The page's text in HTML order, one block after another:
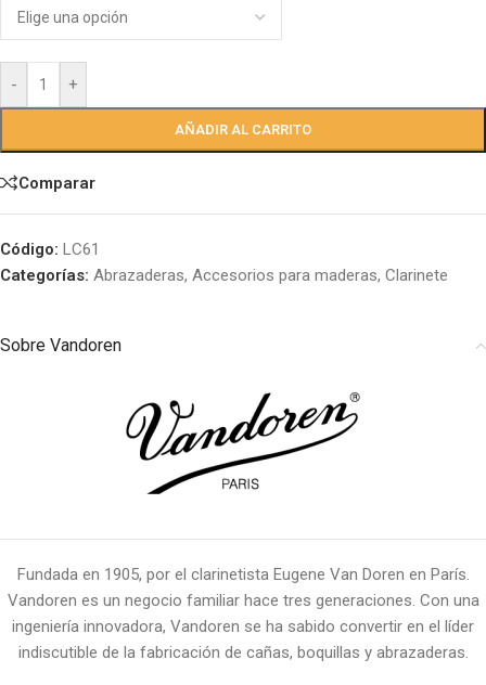
- +
AÑADIR AL CARRITO
Comparar
Código: LC61
Categorías: Abrazaderas, Accesorios para maderas, Clarinete
Sobre Vandoren
Fundada en 1905, por el clarinetista Eugene Van Doren en París.
Vandoren es un negocio familiar hace tres generaciones. Con una
ingeniería innovadora, Vandoren se ha sabido convertir en el líder
indiscutible de la fabricación de cañas, boquillas y abrazaderas.